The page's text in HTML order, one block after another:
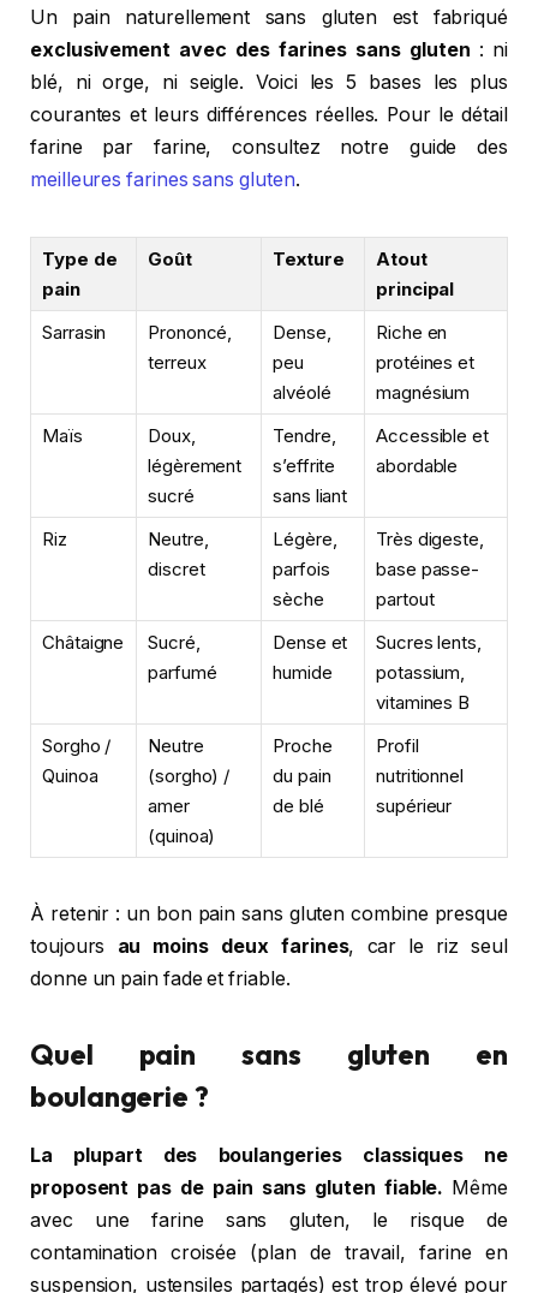
Un pain naturellement sans gluten est fabriqué
exclusivement avec des farines sans gluten : ni
blé, ni orge, ni seigle. Voici les 5 bases les plus
courantes et leurs différences réelles. Pour le détail
farine par farine, consultez notre guide des
meilleures farines sans gluten.
Type de
pain
Goût Texture
Atout
principal
Sarrasin
Prononcé,
terreux
Dense,
peu
alvéolé
Riche en
protéines et
magnésium
Maïs
Doux,
légèrement
sucré
Tendre,
s’effrite
sans liant
Accessible et
abordable
Riz
Neutre,
discret
Légère,
parfois
sèche
Très digeste,
base passe-
partout
Châtaigne
Sucré,
parfumé
Dense et
humide
Sucres lents,
potassium,
vitamines B
Sorgho /
Quinoa
Neutre
(sorgho) /
amer
(quinoa)
Proche
du pain
de blé
Profil
nutritionnel
supérieur
À retenir : un bon pain sans gluten combine presque
toujours au moins deux farines, car le riz seul
donne un pain fade et friable.
Quel pain sans gluten en
boulangerie ?
La plupart des boulangeries classiques ne
proposent pas de pain sans gluten fiable. Même
avec une farine sans gluten, le risque de
contamination croisée (plan de travail, farine en
suspension, ustensiles partagés) est trop élevé pour